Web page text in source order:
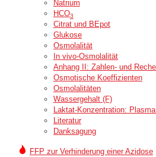
Natrium
HCO3
Citrat und BEpot
Glukose
Osmolalität
In vivo-Osmolalität
Anhang II: Zahlen- und
Osmotische Koeffizienten
Osmolalitäten
Wassergehalt (F)
Laktat-Konzentration:
Literatur
Danksagung
FFP zur Verhinderung einer Azidose